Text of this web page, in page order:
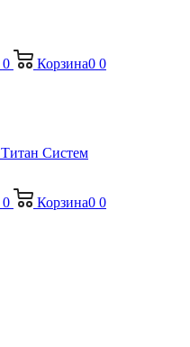
0 Корзина0 0
0 Корзина0 0